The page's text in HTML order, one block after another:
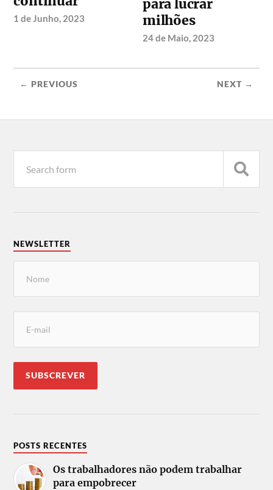
1 de Junho, 2023
para lucrar
milhões
24 de Maio, 2023
← PREVIOUS NEXT →
NEWSLETTER
POSTS RECENTES
Os trabalhadores não podem trabalhar
para empobrecer